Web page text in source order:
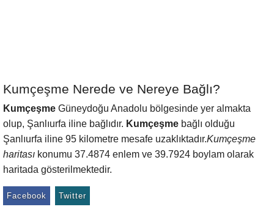
Kumçeşme Nerede ve Nereye Bağlı?
Kumçeşme Güneydoğu Anadolu bölgesinde yer almakta
olup, Şanlıurfa iline bağlıdır. Kumçeşme bağlı olduğu
Şanlıurfa iline 95 kilometre mesafe uzaklıktadır.Kumçeşme
haritası konumu 37.4874 enlem ve 39.7924 boylam olarak
haritada gösterilmektedir.
Facebook Twitter